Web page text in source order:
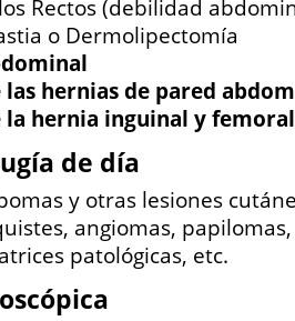
Rectos (debilidad
o Dermolipectomía
las hernias de pared
la hernia inguinal y femoral
de día
y otras lesiones
angiomas,
patológicas, etc.